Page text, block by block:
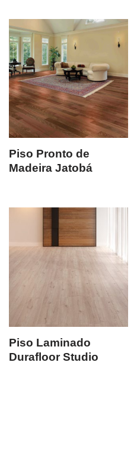
Piso Pronto de
Madeira Jatobá
Piso Laminado
Durafloor Studio